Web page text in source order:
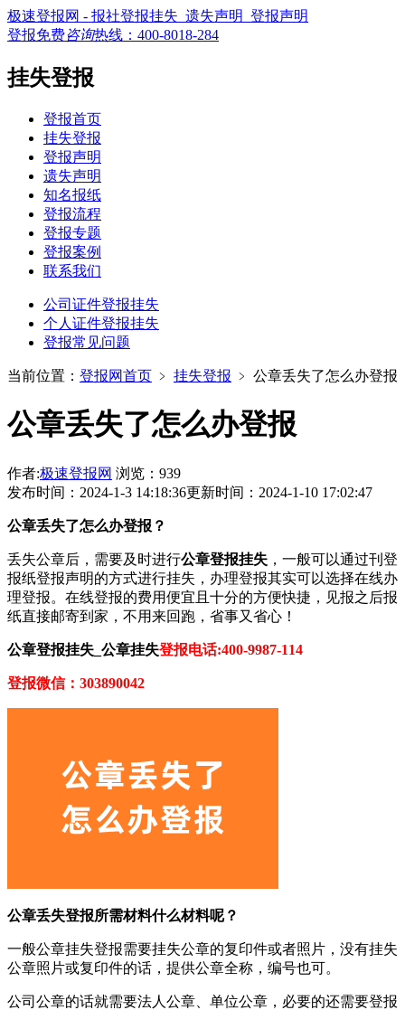
极速登报网 - 报社登报挂失_遗失声明_登报声明
登报免费咨询热线： 400-8018-284
挂失登报
登报首页
挂失登报
登报声明
遗失声明
知名报纸
登报流程
登报专题
登报案例
联系我们
公司证件登报挂失
个人证件登报挂失
登报常见问题
当前位置： 登报网首页 ﹥ 挂失登报 ﹥ 公章丢失了怎么办登报
公章丢失了怎么办登报
作者:极速登报网 浏览：939
发布时间：2024-1-3 14:18:36更新时间：2024-1-10 17:02:47
公章丢失了怎么办登报？
丢失公章后，需要及时进行公章登报挂失 ，一般可以通过刊登
报纸登报声明的方式进行挂失，办理登报其实可以选择在线办
理登报。在线登报的费用便宜且十分的方便快捷，见报之后报
纸直接邮寄到家，不用来回跑，省事又省心！
公章登报挂失_公章挂失登报电话:400-9987-114
登报微信：303890042
公章丢失登报所需材料什么材料呢？
一般公章挂失登报需要挂失公章的复印件或者照片，没有挂失
公章照片或复印件的话，提供公章全称，编号也可。
公司公章的话就需要法人公章、单位公章，必要的还需要登报